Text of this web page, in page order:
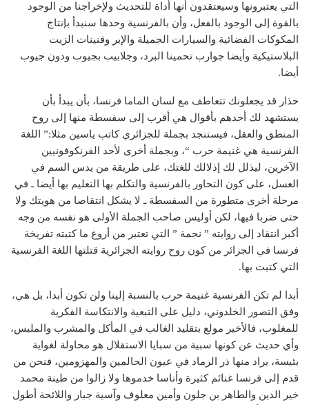
التي يعتبرونها وسيعتقدون أنها أداة للتحديث ولإخراجنا من الوجود
بالقوة إلى الوجود بالفعل، وأن بالفرنسية وحدها سنبدأ بإنتاج
المكوكات الفضائية والسيارات الجميلة والإبر وقنينات الزيت
البلاستيكية وأيضا جوارب تحمينا البرد، وجلابيب بجيوب ودون جيوب
أيضا.
حذار قد يجعلونك تتعاطف مع لسان الماما فرنسا، بأن يبدأ بأن
يستشهد لك أحدهم بأقوال هي أقرب إلى سفسطة منها إلى روح
المنطق والعقل، فيستنجد بجملة للجزائري كاتب ياسين مثلا:” اللغة
الفرنسية هي غنيمة حرب “، وبجملة أخرى لأحد الفرنكوفونيين
الآخرين، ليذلل لك إذلالك للغتك، على طريقة من يدس السم في
العسل، على كون التحاور بالفرنسية والتكلم بها التعليم بها أيضا ـ في
مرحلة أخرى متطورة من السفسطة ـ لا يشكل انتقاصا من هويتك ولا
حتى ضربا فيها، لكن أوليس صاحب الجملة الأولى هو نفسه من وجه
أكبر انتقاد إلى روايته ” نجمة ” التي تعتبر من أروع ما كتبته تفريخة
فرنسا في الجزائر من كون روح روايته الجزائرية قتلتها اللغة الفرنسية
التي كتبت بها.
أبدا لم تكن الفرنسية غنيمة حرب بالنسبة إلينا ولن تكون أبدا، بل هي،
وفق التصور الخلدوني، دليل على التبعية والانتكاسة الفكرية
للمغلوب، فالأخير مولع بتقليد الغالب في المأكل والمشرب والملبس،
وأي حديث عن كونها سبية من سبايا الاستقلال هو محاولة لغواية
بئيسة، يراد منها ذر الرماد في عيون الحالمين والمهزومين، فنحن من
قدم إلى فرنسا غنائم كثيرة وأناسا خدموها ولا زالوا من طينة محمد
خير الدين والطاهر بن جلون وأمين معلوف وآسية جبار واللائحة أطول